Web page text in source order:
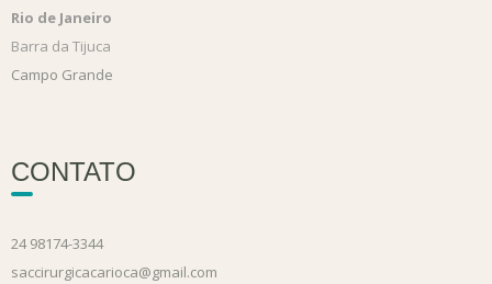
Rio de Janeiro
Barra da Tijuca
Campo Grande
CONTATO
24 98174-3344
saccirurgicacarioca@gmail.com